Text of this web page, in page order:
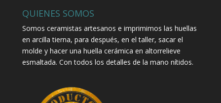
QUIENES SOMOS
Somos ceramistas artesanos e imprimimos las huellas
en arcilla tierna, para después, en el taller, sacar el
molde y hacer una huella cerámica en altorrelieve
esmaltada. Con todos los detalles de la mano nítidos.